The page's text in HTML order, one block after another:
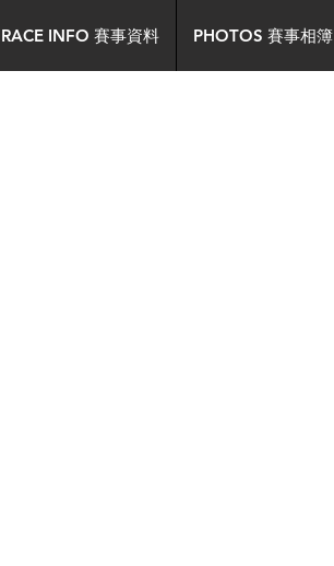
RACE INFO 賽事資料 PHOTOS 賽事相簿